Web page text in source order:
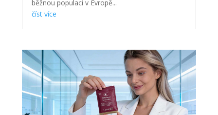
běžnou populaci v Evropě...
číst více